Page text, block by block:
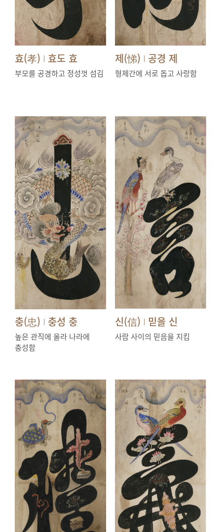
효(孝) | 효도 효
부모를 공경하고 정성껏 섬김
제(悌) | 공경 제
형제간에 서로 돕고 사랑함
충(忠) | 충성 충
높은 관직에 올라 나라에
충성함
신(信) | 믿을 신
사람 사이의 믿음을 지킴